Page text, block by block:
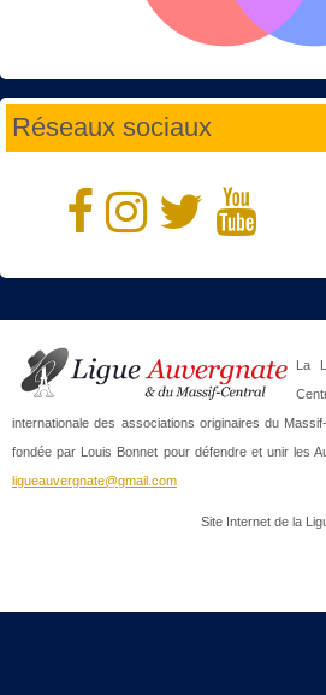
Réseaux sociaux
La
internationale des associations originaires du
fondée par Louis Bonnet pour défendre et unir les
ligueauvergnate@gmail.com
Site Internet de la